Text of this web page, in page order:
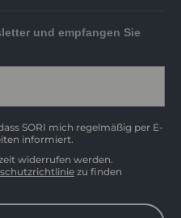
und empfangen Sie
SORI mich regelmäßig per E-
informiert.
widerrufen werden.
zu finden